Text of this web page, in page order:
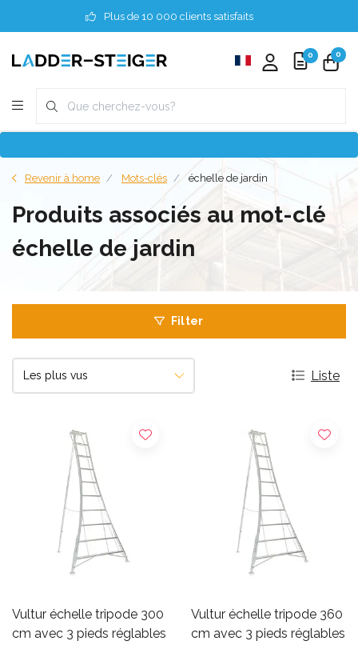
Plus de 10 000 clients satisfaits
0 0
Revenir à home Mots-clés échelle de jardin
Produits associés au mot-clé
échelle de jardin
Filter
Liste
Vultur échelle tripode 300
cm avec 3 pieds réglables
Vultur échelle tripode 360
cm avec 3 pieds réglables